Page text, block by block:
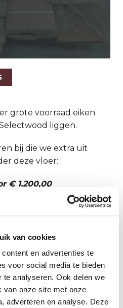
van cookies
en advertenties te
voor social media te bieden
analyseren. Ook delen we
van onze site met onze
adverteren en analyse. Deze
grote voorraad eiken
liggen.
bij die we extra uit
deze vloer:
€ 1.200,00
Afmeting Behandeling
21x250mm Behandeld